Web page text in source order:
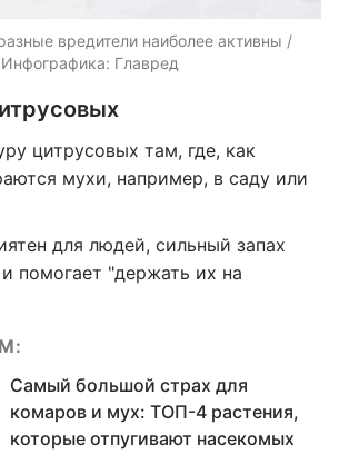
вредители наиболее активны /
Инфографика: Главред
цитрусовых там, где, как
мухи, например, в саду или
для людей, сильный запах
помогает "держать их на
Самый большой страх для
комаров и мух: ТОП-4 растения,
которые отпугивают насекомых